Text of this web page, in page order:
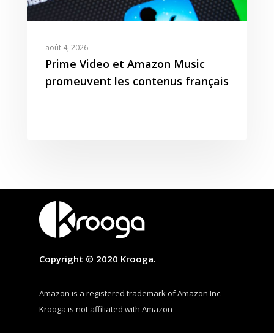
août 4, 2026
Prime Video et Amazon Music
promeuvent les contenus français
Copyright © 2020 Krooga.
Amazon is a registered trademark of Amazon Inc.
Krooga is not affiliated with Amazon